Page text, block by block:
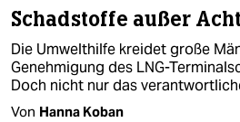
Schadstoffe außer
Die Umwelthilfe kreidet große
Genehmigung des LNG-
Doch nicht nur das
Von Hanna Koban